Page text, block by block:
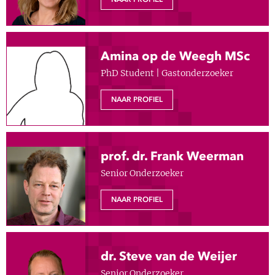
Uitgelicht
Cursus
BLOG
Podcast
Amina op de Weegh MSc
PhD Student | Gastonderzoeker
NAAR PROFIEL
prof. dr. Frank Weerman
Senior Onderzoeker
NAAR PROFIEL
dr. Steve van de Weijer